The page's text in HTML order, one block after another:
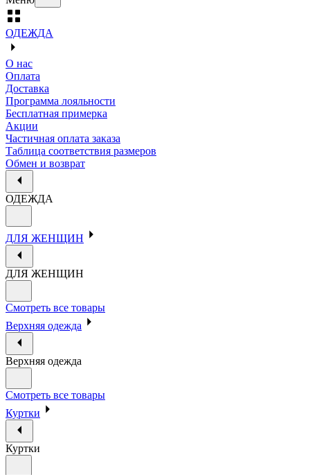
ОДЕЖДА
О нас
Оплата
Доставка
Программа лояльности
Бесплатная примерка
Акции
Частичная оплата заказа
Таблица соответствия размеров
Обмен и возврат
ОДЕЖДА
ДЛЯ ЖЕНЩИН
ДЛЯ ЖЕНЩИН
Смотреть все товары
Верхняя одежда
Верхняя одежда
Смотреть все товары
Куртки
Куртки